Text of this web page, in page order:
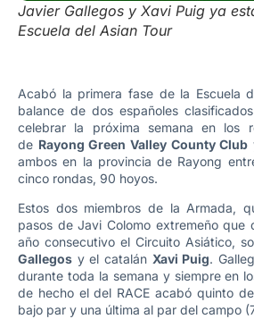
Javier Gallegos y Xavi Puig ya
Escuela del Asian Tour
Acabó la primera fase de la Escuela
balance de dos españoles
celebrar la próxima semana en los
de Rayong Green Valley County Club
ambos en la provincia de Rayong
cinco rondas, 90 hoyos.
Estos dos miembros de la Armada,
pasos de Javi Colomo extremeño que
año consecutivo el Circuito Asiático,
Gallegos y el catalán Xavi Puig.
durante toda la semana y siempre en
de hecho el del RACE acabó quinto
bajo par y una última al par del campo